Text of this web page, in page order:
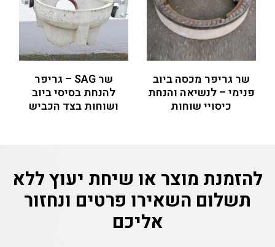
שר גריפר מכסה ביוב
פנימי – לנשיאה והנחת
כיסויי שוחות
שר SAG – גריפר
להנחת בסיסי ביוב
ושוחות בצד הכביש
להזמנת מוצר או שיחת יעוץ ללא
תשלום השאירו פרטים ונחזור
אליכם